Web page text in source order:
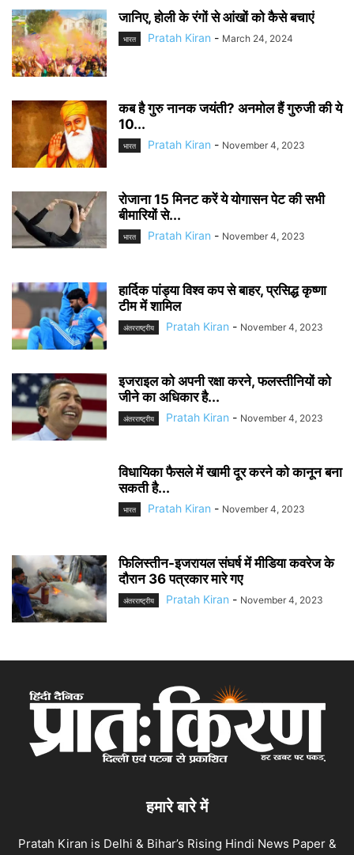
जानिए, होली के रंगों से आंखों को कैसे बचाएं
भारत Pratah Kiran - March 24, 2024
कब है गुरु नानक जयंती? अनमोल हैं गुरुजी की ये
10...
भारत Pratah Kiran - November 4, 2023
रोजाना 15 मिनट करें ये योगासन पेट की सभी
बीमारियों से...
भारत Pratah Kiran - November 4, 2023
हार्दिक पांड्या विश्व कप से बाहर, प्रसिद्ध कृष्णा
टीम में शामिल
अंतरराष्ट्रीय Pratah Kiran - November 4, 2023
इजराइल को अपनी रक्षा करने, फलस्तीनियों को
जीने का अधिकार है...
अंतरराष्ट्रीय Pratah Kiran - November 4, 2023
विधायिका फैसले में खामी दूर करने को कानून बना
सकती है...
भारत Pratah Kiran - November 4, 2023
फिलिस्तीन-इजरायल संघर्ष में मीडिया कवरेज के
दौरान 36 पत्रकार मारे गए
अंतरराष्ट्रीय Pratah Kiran - November 4, 2023
हमारे बारे में
Pratah Kiran is Delhi & Bihar’s Rising Hindi News Paper &